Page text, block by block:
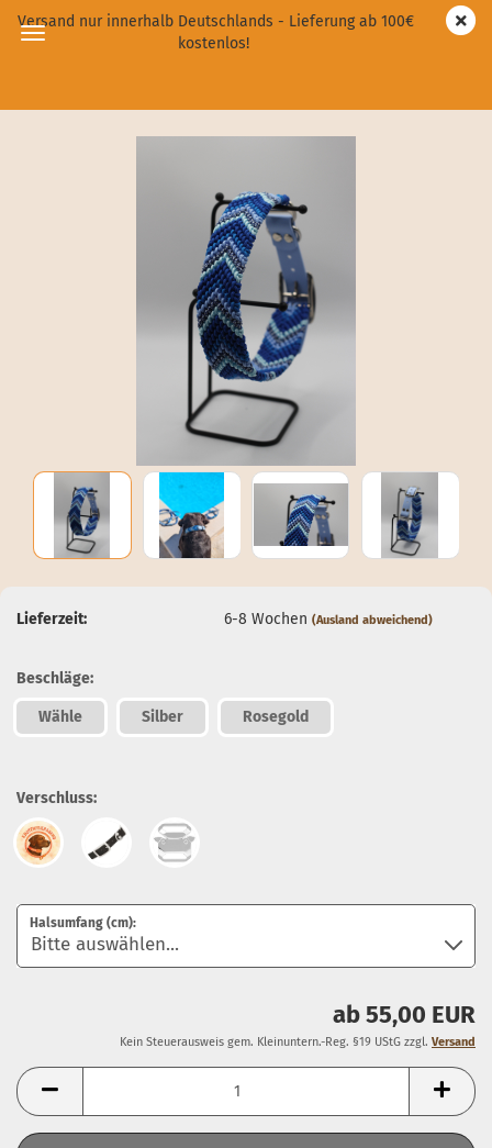
Versand nur innerhalb Deutschlands - Lieferung ab 100€
kostenlos!
Lieferzeit: 6-8 Wochen(Ausland abweichend)
Beschläge:
Wähle Silber Rosegold
Verschluss:
Halsumfang (cm):
ab 55,00 EUR
Kein Steuerausweis gem. Kleinuntern.-Reg. §19 UStG zzgl. Versand